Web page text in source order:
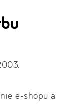
e-shopu a